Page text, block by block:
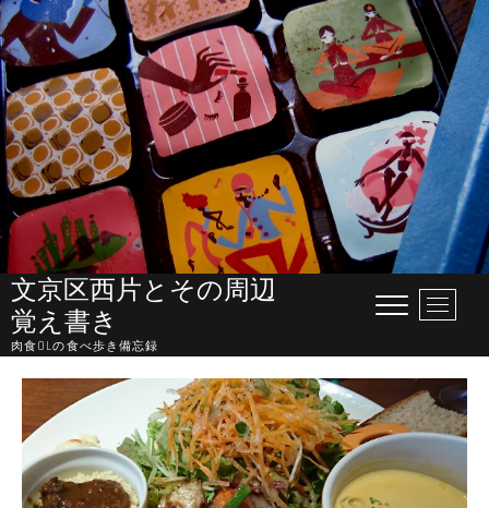
Skip
to
content
文京区西片とその周辺
覚え書き
肉食OLの食べ歩き備忘録
M
e
u
B
u
t